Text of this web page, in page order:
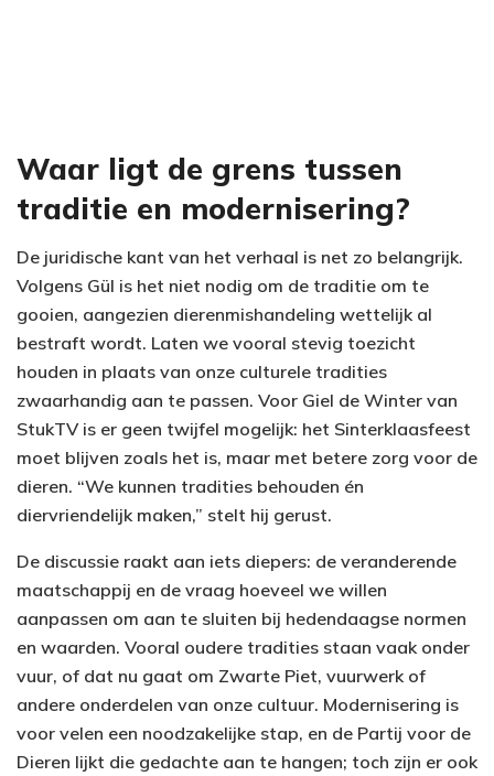
Waar ligt de grens tussen
traditie en modernisering?
De juridische kant van het verhaal is net zo belangrijk.
Volgens Gül is het niet nodig om de traditie om te
gooien, aangezien dierenmishandeling wettelijk al
bestraft wordt. Laten we vooral stevig toezicht
houden in plaats van onze culturele tradities
zwaarhandig aan te passen. Voor Giel de Winter van
StukTV is er geen twijfel mogelijk: het Sinterklaasfeest
moet blijven zoals het is, maar met betere zorg voor de
dieren. “We kunnen tradities behouden én
diervriendelijk maken,” stelt hij gerust.
De discussie raakt aan iets diepers: de veranderende
maatschappij en de vraag hoeveel we willen
aanpassen om aan te sluiten bij hedendaagse normen
en waarden. Vooral oudere tradities staan vaak onder
vuur, of dat nu gaat om Zwarte Piet, vuurwerk of
andere onderdelen van onze cultuur. Modernisering is
voor velen een noodzakelijke stap, en de Partij voor de
Dieren lijkt die gedachte aan te hangen; toch zijn er ook